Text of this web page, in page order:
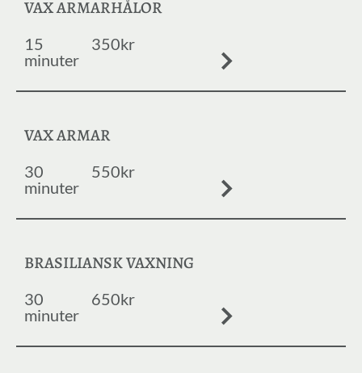
VAX ARMARHÅLOR
15
minuter
350kr
VAX ARMAR
30
minuter
550kr
BRASILIANSK VAXNING
30
minuter
650kr